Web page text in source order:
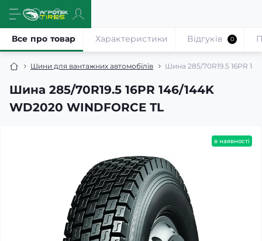
Шини для вантажних автомобілів Шина 285/70R19.5 16PR
Шина 285/70R19.5 16PR 146/144K
WD2020 WINDFORCE TL
Все про товар Характеристики Відгуків 0
в наявності